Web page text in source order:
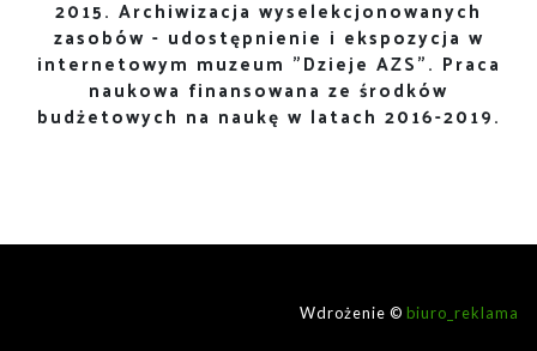
2015. Archiwizacja wyselekcjonowanych
zasobów - udostępnienie i ekspozycja w
internetowym muzeum "Dzieje AZS". Praca
naukowa finansowana ze środków
budżetowych na naukę w latach 2016-2019.
Wdrożenie © biuro_reklama